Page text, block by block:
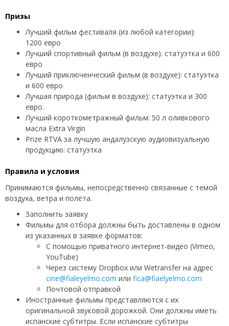
Призы
Лучший фильм фестиваля (из любой категории):
1200 евро
Лучший спортивный фильм (в воздухе): статуэтка и 600
евро
Лучший приключенческий фильм (в воздухе): статуэтка
и 600 евро
Лучшая природа (фильм в воздухе): статуэтка и 300
евро.
Лучший короткометражный фильм: 50 л оливкового
масла Extra Virgin
Prize RTVA за лучшую андалузскую аудиовизуальную
продукцию: статуэтка
Правила и условия
​Принимаются фильмы, непосредственно связанные с темой
воздуха, ветра и полёта.
Заполнить заявку
Фильмы для отбора должны быть доставлены в одном
из указанных в заявке форматов:
С помощью приватного интернет-видео (Vimeo,
YouTube)
Через cистему Dropbox или Wetransfer на адрес
cine@fialeyelmo.com или fica@fiaelyelmo.com
Почтовой отправкой
Иностранные фильмы представляются с их
оригинальной звуковой дорожкой. Они должны иметь
испанские субтитры. Если испанские субтитры